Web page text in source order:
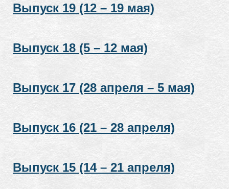
Выпуск 19 (12 – 19 мая)
Выпуск 18 (5 – 12 мая)
Выпуск 17 (28 апреля – 5 мая)
Выпуск 16 (21 – 28 апреля)
Выпуск 15 (14 – 21 апреля)